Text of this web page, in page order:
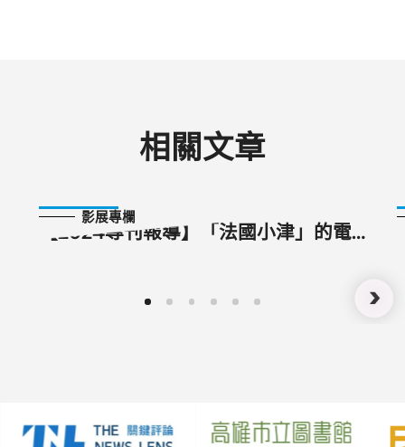
相關文章
影展專欄
【2024專刊報導】「法國小津」的電